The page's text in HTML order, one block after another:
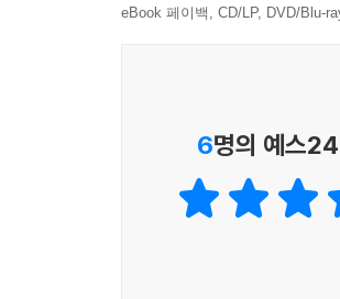
eBook 페이백, CD/LP, DVD/Blu-
6명의 예스